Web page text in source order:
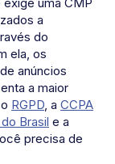
a
do
ela, os
anúncios
a maior
RGPD , a CCPA
Brasil e a
precisa de